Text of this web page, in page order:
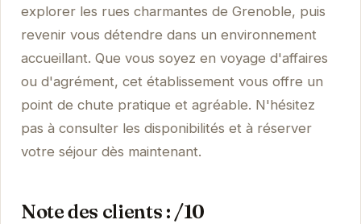
explorer les rues charmantes de Grenoble, puis
revenir vous détendre dans un environnement
accueillant. Que vous soyez en voyage d'affaires
ou d'agrément, cet établissement vous offre un
point de chute pratique et agréable. N'hésitez
pas à consulter les disponibilités et à réserver
votre séjour dès maintenant.
Note des clients : /10